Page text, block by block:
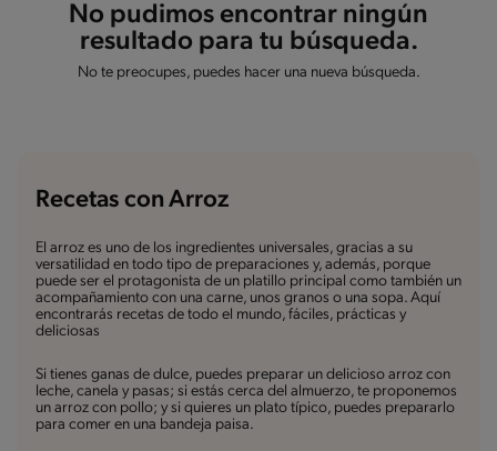
No pudimos encontrar ningún
resultado para tu búsqueda.
No te preocupes, puedes hacer una nueva búsqueda.
Recetas con Arroz
El arroz es uno de los ingredientes universales, gracias a su
versatilidad en todo tipo de preparaciones y, además, porque
puede ser el protagonista de un platillo principal como también un
acompañamiento con una carne, unos granos o una sopa. Aquí
encontrarás recetas de todo el mundo, fáciles, prácticas y
deliciosas
Si tienes ganas de dulce, puedes preparar un delicioso arroz con
leche, canela y pasas; si estás cerca del almuerzo, te proponemos
un arroz con pollo; y si quieres un plato típico, puedes prepararlo
para comer en una bandeja paisa.